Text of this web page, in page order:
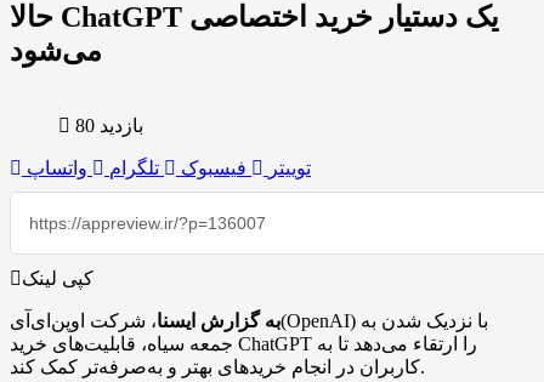
حالا ChatGPT یک دستیار خرید اختصاصی
می‌شود
بازدید 80
توییتر فیسبوک تلگرام واتساپ
کپی لینک
به گزارش ایسنا، شرکت اوپن‌ای‌آی(OpenAI) با نزدیک شدن به
جمعه سیاه، قابلیت‌های خرید ChatGPT را ارتقاء می‌دهد تا به
کاربران در انجام خریدهای بهتر و به‌صرفه‌تر کمک کند.